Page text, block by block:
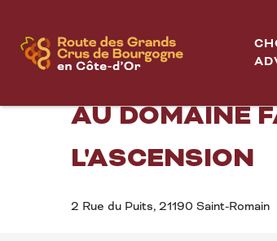
contenu
principal
CAVE
AU DOMAINE
L'ASCENSION
2 Rue du Puits, 21190 Saint-Romain